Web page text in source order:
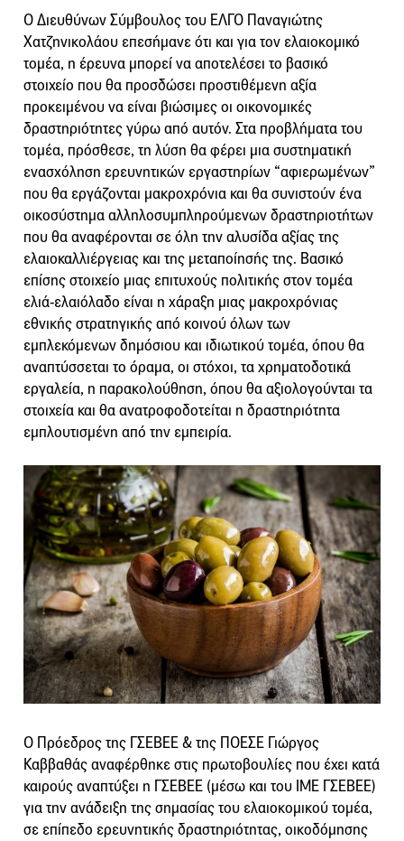
Ο Διευθύνων Σύμβουλος του ΕΛΓΟ Παναγιώτης
Χατζηνικολάου επεσήμανε ότι και για τον ελαιοκομικό
τομέα, η έρευνα μπορεί να αποτελέσει το βασικό
στοιχείο που θα προσδώσει προστιθέμενη αξία
προκειμένου να είναι βιώσιμες οι οικονομικές
δραστηριότητες γύρω από αυτόν. Στα προβλήματα του
τομέα, πρόσθεσε, τη λύση θα φέρει μια συστηματική
ενασχόληση ερευνητικών εργαστηρίων “αφιερωμένων”
που θα εργάζονται μακροχρόνια και θα συνιστούν ένα
οικοσύστημα αλληλοσυμπληρούμενων δραστηριοτήτων
που θα αναφέρονται σε όλη την αλυσίδα αξίας της
ελαιοκαλλιέργειας και της μεταποίησής της. Βασικό
επίσης στοιχείο μιας επιτυχούς πολιτικής στον τομέα
ελιά-ελαιόλαδο είναι η χάραξη μιας μακροχρόνιας
εθνικής στρατηγικής από κοινού όλων των
εμπλεκόμενων δημόσιου και ιδιωτικού τομέα, όπου θα
αναπτύσσεται το όραμα, οι στόχοι, τα χρηματοδοτικά
εργαλεία, η παρακολούθηση, όπου θα αξιολογούνται τα
στοιχεία και θα ανατροφοδοτείται η δραστηριότητα
εμπλουτισμένη από την εμπειρία.
Ο Πρόεδρος της ΓΣΕΒΕΕ & της ΠΟΕΣΕ Γιώργος
Καββαθάς αναφέρθηκε στις πρωτοβουλίες που έχει κατά
καιρούς αναπτύξει η ΓΣΕΒΕΕ (μέσω και του ΙΜΕ ΓΣΕΒΕΕ)
για την ανάδειξη της σημασίας του ελαιοκομικού τομέα,
σε επίπεδο ερευνητικής δραστηριότητας, οικοδόμησης